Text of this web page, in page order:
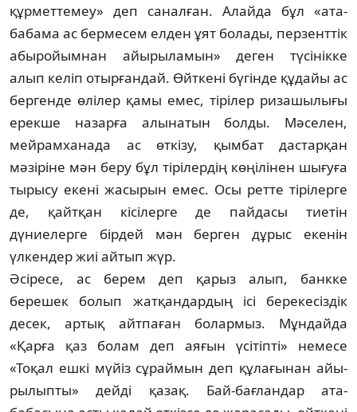
құрметтемеу» деп са­налған. Алайда бұл «ата-
бабама ас бер­ме­сем елден ұят болады, перзенттік
абы­ройым­нан айырыламын» деген түсінікке
алып келіп отырғандай. Өйткені бүгінде құ­дайы ас
бергенде өлілер қамы емес, тірі­лер ризашылығы
ерекше назарға алы­натын болды. Мәселен,
мейрамханада ас өткізу, қымбат дастарқан
мәзіріне мән беру бұл тірілердің көңілінен шығуға
ты­рысу екені жасырын емес. Осы ретте тірі­лерге
де, қайтқан кісілерге де пайдасы тие­тін
дүниелерге бірдей мән берген дұ­рыс екенін
үлкендер жиі айтып жүр.
Әсіресе, ас берем деп қарыз алып, банк­ке
берешек болып жатқан­дар­дың ісі берекесіздік
десек, артық айт­паған болармыз. Мұндайда
«Қарғa қаз бо­лам деп аяғын үсітіпті» немесе
«Тоқал еш­кі мүйіз сұраймын деп құлағынан айы­
рылыпты» дейді қазақ. Бай-бағландар ата-